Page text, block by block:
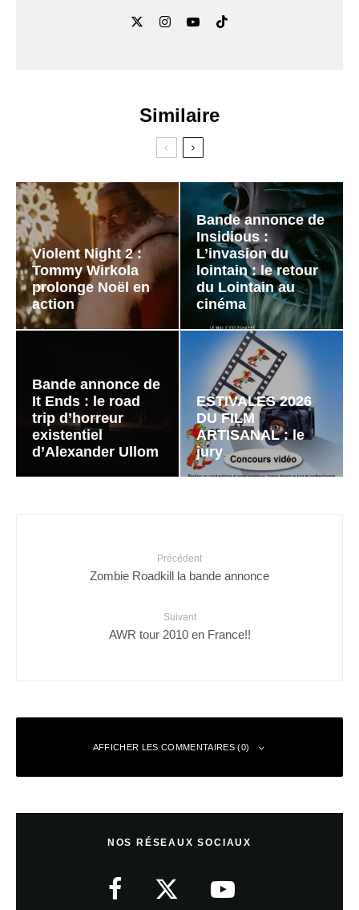
Similaire
Violent Night 2 :
Tommy Wirkola
prolonge Noël en
action
Bande annonce de
Insidious :
L’invasion du
lointain : le retour
du Lointain au
cinéma
Bande annonce de
It Ends : le road
trip d’horreur
existentiel
d’Alexander Ullom
ESTIVALES 2026
DU FILM
ARTISANAL : le
jury
Précédent
Zombie Roadkill la bande annonce
Suivant
AWR tour 2010 en France!!
AFFICHER LES COMMENTAIRES (0)
NOS RÉSEAUX SOCIAUX